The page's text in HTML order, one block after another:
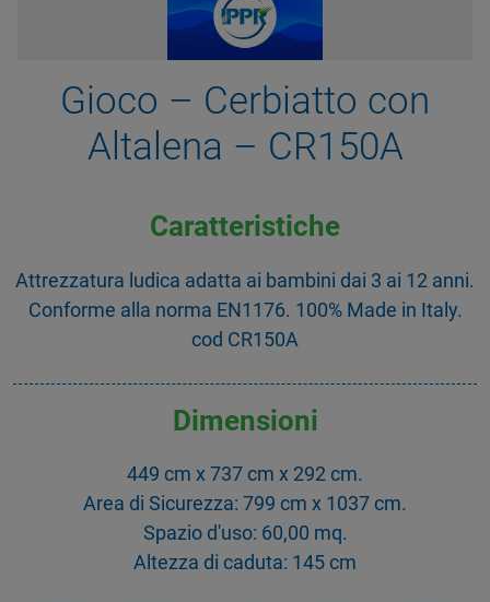
Gioco – Cerbiatto con
Altalena – CR150A
Caratteristiche
Attrezzatura ludica adatta ai bambini dai 3 ai 12 anni.
Conforme alla norma EN1176. 100% Made in Italy.
cod CR150A
Dimensioni
449 cm x 737 cm x 292 cm.
Area di Sicurezza: 799 cm x 1037 cm.
Spazio d'uso: 60,00 mq.
Altezza di caduta: 145 cm